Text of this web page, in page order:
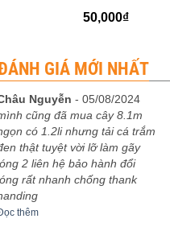
50,000₫
GIÁ MỚI NHẤT
Nguyễn -05/08/2024
cũng đã mua cây 8.1m
có 1.2li nhưng tải cá trắm
thật tuyệt vời lỡ làm gãy
2 liên hệ bảo hành đổi
rất nhanh chống thank
thêm